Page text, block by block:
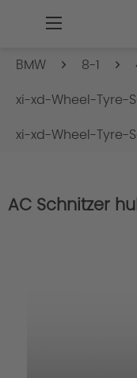
BMW 8-1
xi-xd-Wheel-Tyre-
xi-xd-Wheel-Tyre-
AC Schnitzer